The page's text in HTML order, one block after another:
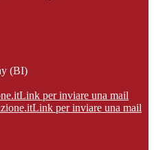
(BI)
Link per inviare una mail
Link per inviare una mail